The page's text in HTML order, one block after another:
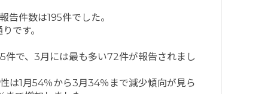
件数は195件でした。
です。
で、3月には最も多い72件が報告されまし
1⽉54％から3⽉34％まで減少傾向が見ら